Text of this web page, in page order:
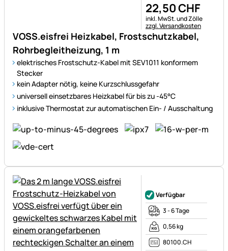
VOSS.eisfrei Heizkabel, Frostschutzkabel,
Rohrbegleitheizung, 1 m
elektrisches Frostschutz-Kabel mit SEV1011 konformem
Stecker
kein Adapter nötig, keine Kurzschlussgefahr
universell einsetzbares Heizkabel für bis zu -45°C
inklusive Thermostat zur automatischen Ein- / Ausschaltung
22,50CHF
Steuerhinweis:
inkl. MwSt. und Zölle
zzgl. Versandkosten
Verfügbar
3 - 6 Tage
0,56 kg
80100.CH